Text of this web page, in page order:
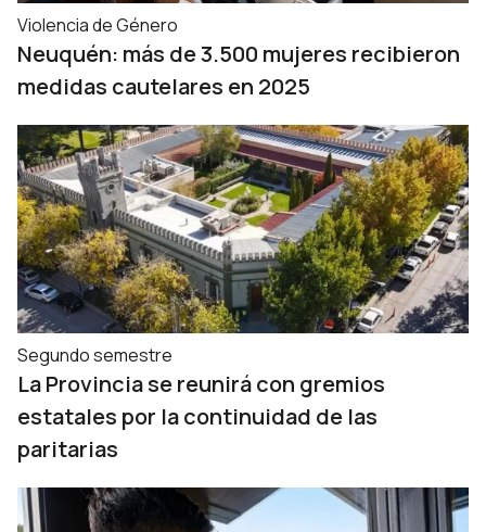
Violencia de Género
Neuquén: más de 3.500 mujeres recibieron
medidas cautelares en 2025
Segundo semestre
La Provincia se reunirá con gremios
estatales por la continuidad de las
paritarias